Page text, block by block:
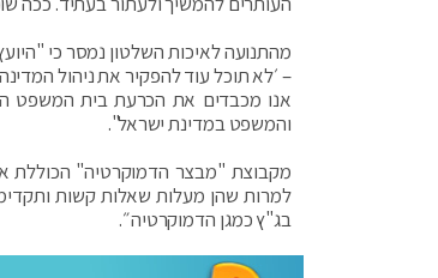
מהתנועה לאיכות השלטון נמסר כי
– ׳לא תוכל עוד להפקיר את ניהול
אנו מכבדים את הכרעת בית המשפט
והמשפט במדינת ישראל".
מקבוצת "מבצר הדמוקרטיה" הכוללת
למרות שהן מעלות שאלות קשות
בג"ץ כמגן הדמוקרטיה״.